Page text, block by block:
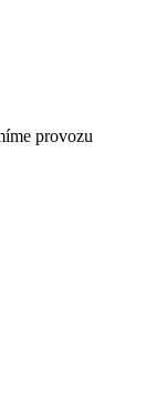
provozu